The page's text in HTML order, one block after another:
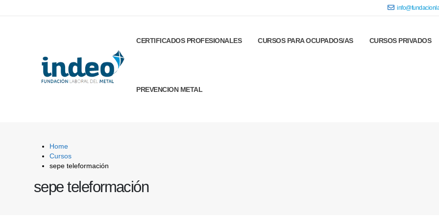
CERTIFICADOS PROFESIONALES CURSOS PARA OCUPADOS/AS CURSOS PRIVADOS
PREVENCION METAL
Home
Cursos
sepe teleformación
sepe teleformación